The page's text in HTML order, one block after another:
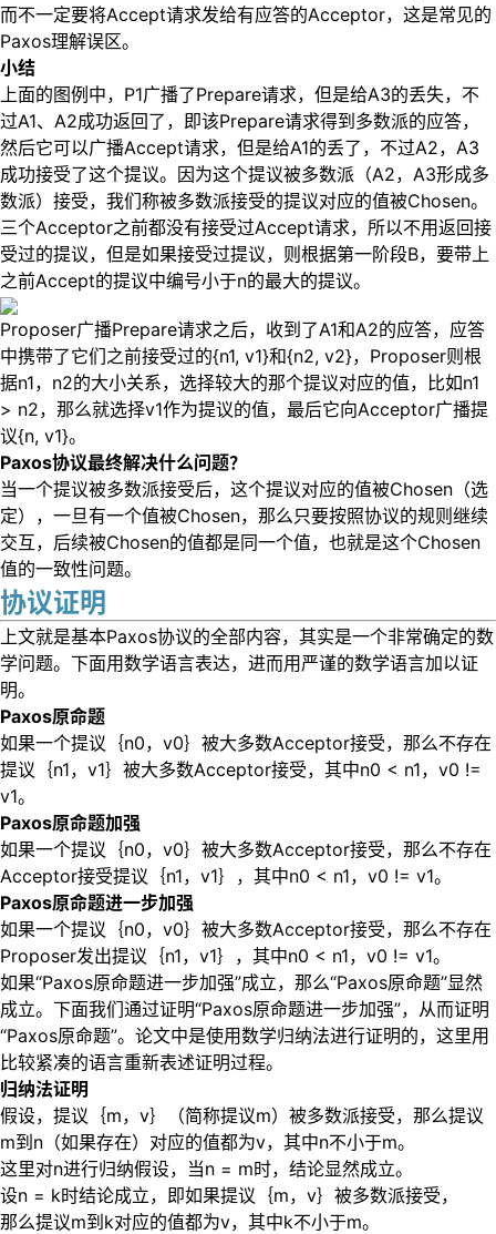
而不一定要将Accept请求发给有应答的Acceptor，这是常见的
Paxos理解误区。
小结
上面的图例中，P1广播了Prepare请求，但是给A3的丢失，不
过A1、A2成功返回了，即该Prepare请求得到多数派的应答，
然后它可以广播Accept请求，但是给A1的丢了，不过A2，A3
成功接受了这个提议。因为这个提议被多数派（A2，A3形成多
数派）接受，我们称被多数派接受的提议对应的值被Chosen。
三个Acceptor之前都没有接受过Accept请求，所以不用返回接
受过的提议，但是如果接受过提议，则根据第一阶段B，要带上
之前Accept的提议中编号小于n的最大的提议。
Proposer广播Prepare请求之后，收到了A1和A2的应答，应答
中携带了它们之前接受过的{n1, v1}和{n2, v2}，Proposer则根
据n1，n2的大小关系，选择较大的那个提议对应的值，比如n1
> n2，那么就选择v1作为提议的值，最后它向Acceptor广播提
议{n, v1}。
Paxos协议最终解决什么问题？
当一个提议被多数派接受后，这个提议对应的值被Chosen（选
定），一旦有一个值被Chosen，那么只要按照协议的规则继续
交互，后续被Chosen的值都是同一个值，也就是这个Chosen
值的一致性问题。
协议证明
上文就是基本Paxos协议的全部内容，其实是一个非常确定的数
学问题。下面用数学语言表达，进而用严谨的数学语言加以证
明。
Paxos原命题
如果一个提议｛n0，v0｝被大多数Acceptor接受，那么不存在
提议｛n1，v1｝被大多数Acceptor接受，其中n0 < n1，v0 !=
v1。
Paxos原命题加强
如果一个提议｛n0，v0｝被大多数Acceptor接受，那么不存在
Acceptor接受提议｛n1，v1｝，其中n0 < n1，v0 != v1。
Paxos原命题进一步加强
如果一个提议｛n0，v0｝被大多数Acceptor接受，那么不存在
Proposer发出提议｛n1，v1｝，其中n0 < n1，v0 != v1。
如果“Paxos原命题进一步加强”成立，那么“Paxos原命题”显然
成立。下面我们通过证明“Paxos原命题进一步加强”，从而证明
“Paxos原命题”。论文中是使用数学归纳法进行证明的，这里用
比较紧凑的语言重新表述证明过程。
归纳法证明
假设，提议｛m，v｝（简称提议m）被多数派接受，那么提议
m到n（如果存在）对应的值都为v，其中n不小于m。
这里对n进行归纳假设，当n = m时，结论显然成立。
设n = k时结论成立，即如果提议｛m，v｝被多数派接受，
那么提议m到k对应的值都为v，其中k不小于m。